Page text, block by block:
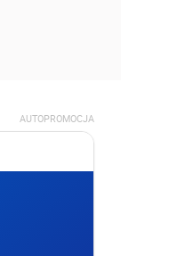
AUTOPROMOCJA